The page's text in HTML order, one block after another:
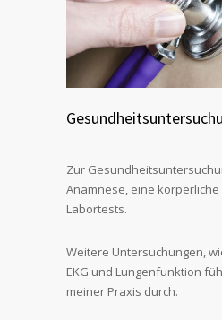
Zur
Anamnese, eine
Labortests.
Weitere Untersuchungen,
EKG und Lungenfunktion
meiner Praxis durch.